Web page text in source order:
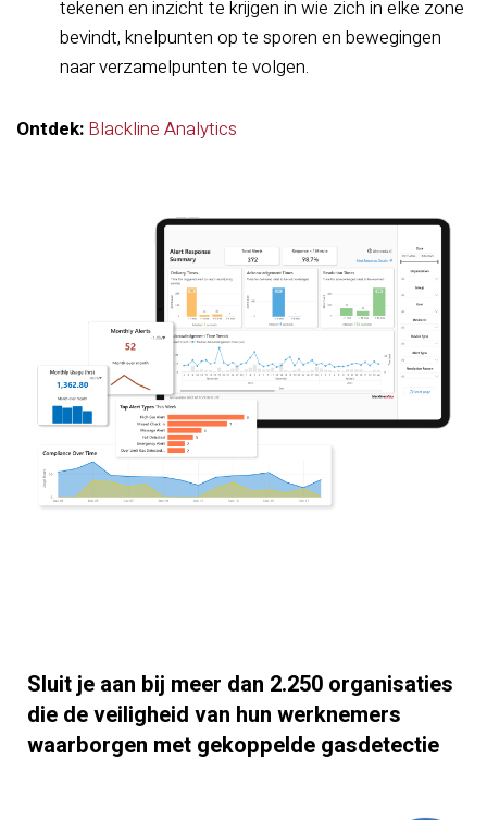
tekenen en inzicht te krijgen in wie zich in elke zone
bevindt, knelpunten op te sporen en bewegingen
naar verzamelpunten te volgen.
Ontdek: Blackline Analytics
Sluit je aan bij meer dan 2.250 organisaties
die de veiligheid van hun werknemers
waarborgen met gekoppelde gasdetectie